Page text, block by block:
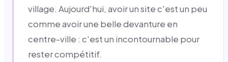
village. Aujourd'hui, avoir un site c'est un peu
comme avoir une belle devanture en
centre-ville : c'est un incontournable pour
rester compétitif.